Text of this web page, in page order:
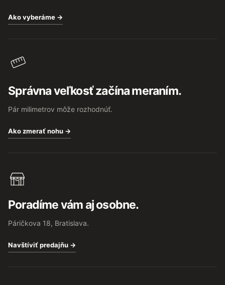
Ako vyberáme →
Správna veľkosť začína meraním.
Pár milimetrov môže rozhodnúť.
Ako zmerať nohu →
Poradíme vám aj osobne.
Páričkova 18, Bratislava.
Navštíviť predajňu →